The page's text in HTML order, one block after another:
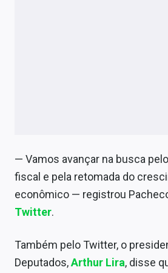
— Vamos avançar na busca
fiscal e pela retomada do
econômico — registrou
Twitter.
Também pelo Twitter, o
Deputados,Arthur Lira, disse